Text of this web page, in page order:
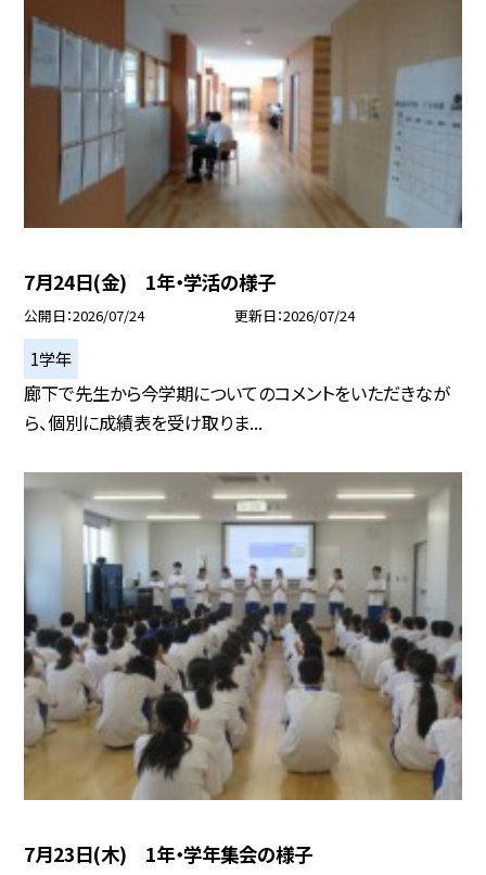
7月24日(金) 1年・学活の様子
公開日 2026/07/24 更新日 2026/07/24
1学年
廊下で先生から今学期についてのコメントをいただきなが
ら、個別に成績表を受け取りま...
7月23日(木) 1年・学年集会の様子